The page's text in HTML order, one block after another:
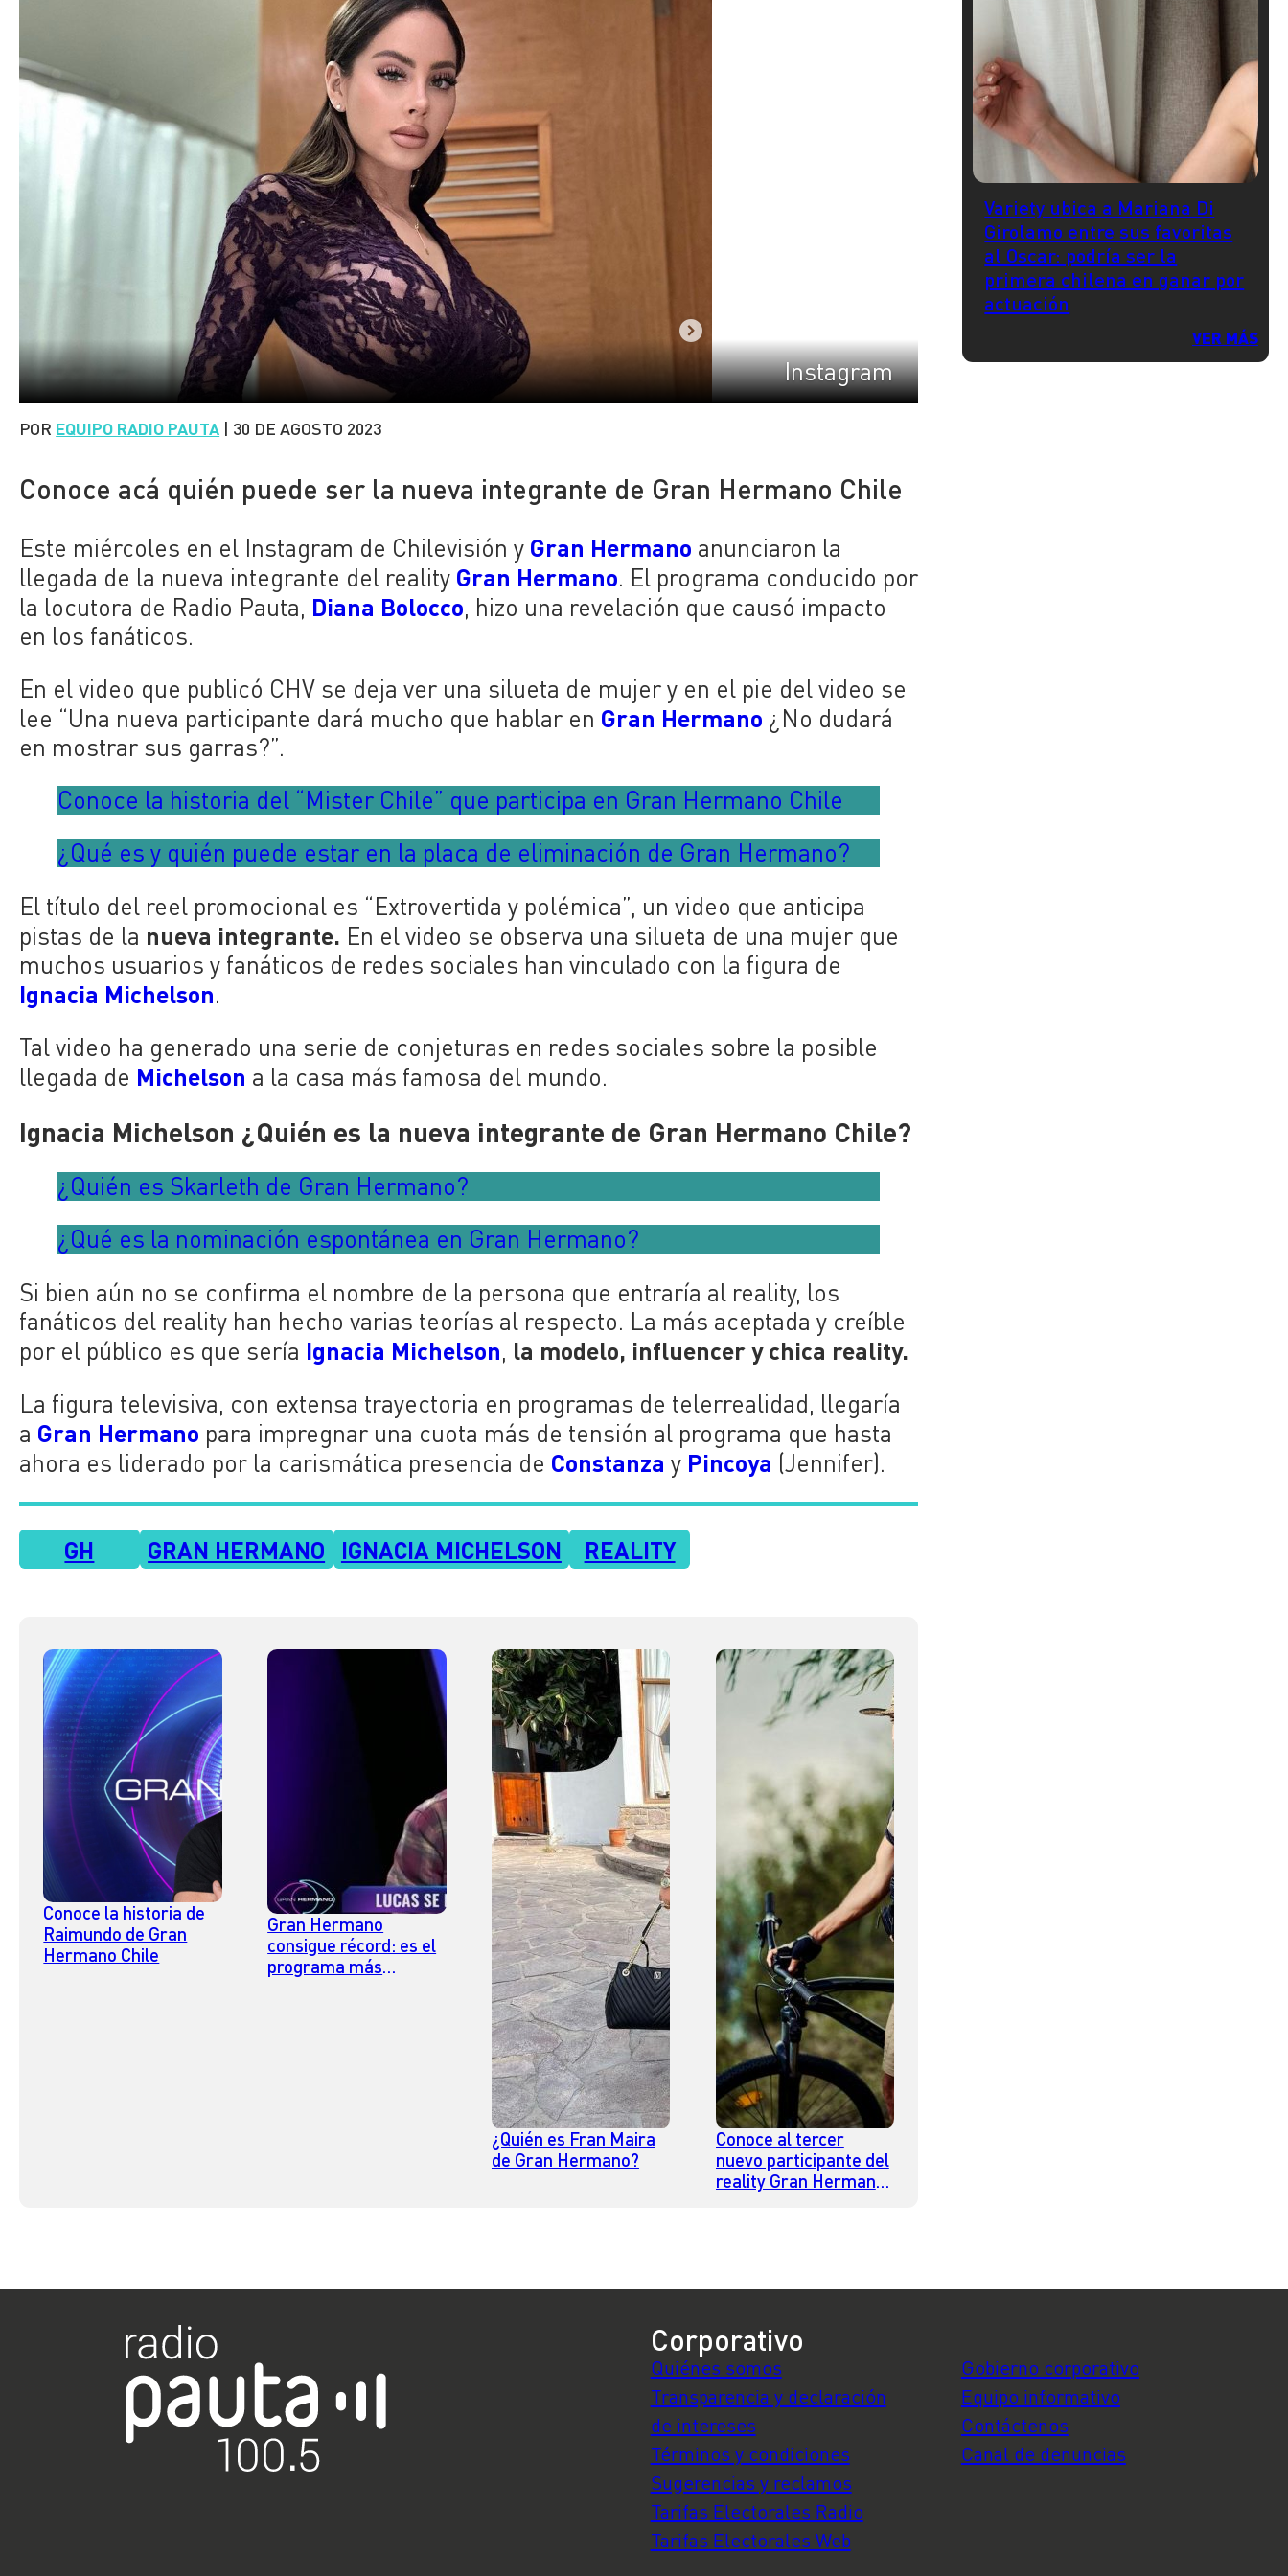
Instagram
POR EQUIPO RADIO PAUTA | 30 DE AGOSTO 2023
Conoce acá quién puede ser la nueva integrante de Gran Hermano Chile
Este miércoles en el Instagram de Chilevisión y Gran Hermano anunciaron la
llegada de la nueva integrante del reality Gran Hermano. El programa conducido por
la locutora de Radio Pauta, Diana Bolocco, hizo una revelación que causó impacto
en los fanáticos.
En el video que publicó CHV se deja ver una silueta de mujer y en el pie del video se
lee “Una nueva participante dará mucho que hablar en Gran Hermano ¿No dudará
en mostrar sus garras?”.
Conoce la historia del “Mister Chile” que participa en Gran Hermano Chile
¿Qué es y quién puede estar en la placa de eliminación de Gran Hermano?
El título del reel promocional es “Extrovertida y polémica”, un video que anticipa
pistas de la nueva integrante. En el video se observa una silueta de una mujer que
muchos usuarios y fanáticos de redes sociales han vinculado con la figura de
Ignacia Michelson.
Tal video ha generado una serie de conjeturas en redes sociales sobre la posible
llegada de Michelson a la casa más famosa del mundo.
Ignacia Michelson ¿Quién es la nueva integrante de Gran Hermano Chile?
¿Quién es Skarleth de Gran Hermano?
¿Qué es la nominación espontánea en Gran Hermano?
Si bien aún no se confirma el nombre de la persona que entraría al reality, los
fanáticos del reality han hecho varias teorías al respecto. La más aceptada y creíble
por el público es que sería Ignacia Michelson, la modelo, influencer y chica reality.
La figura televisiva, con extensa trayectoria en programas de telerrealidad, llegaría
a Gran Hermano para impregnar una cuota más de tensión al programa que hasta
ahora es liderado por la carismática presencia de Constanza y Pincoya (Jennifer).
GH GRAN HERMANO IGNACIA MICHELSON REALITY
Conoce la historia de
Raimundo de Gran
Hermano Chile
Gran Hermano
consigue récord: es el
programa más
¿Quién es Fran Maira
de Gran Hermano?
Conoce al tercer
nuevo participante del
reality Gran Hermano
Variety ubica a Mariana Di
Girolamo entre sus favoritas
al Oscar: podría ser la
primera chilena en ganar por
actuación
VER MÁS
Corporativo
Quiénes somos
Transparencia y declaración
de intereses
Términos y condiciones
Sugerencias y reclamos
Tarifas Electorales Radio
Tarifas Electorales Web
Gobierno corporativo
Equipo informativo
Contáctenos
Canal de denuncias